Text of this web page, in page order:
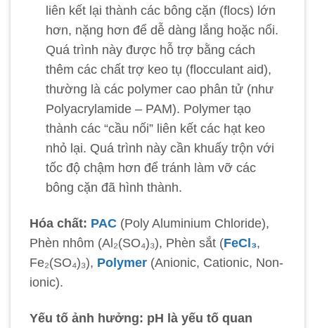
liên kết lại thành các bông cặn (flocs) lớn
hơn, nặng hơn để dễ dàng lắng hoặc nổi.
Quá trình này được hỗ trợ bằng cách
thêm các chất trợ keo tụ (flocculant aid),
thường là các polymer cao phân tử (như
Polyacrylamide – PAM). Polymer tạo
thành các “cầu nối” liên kết các hạt keo
nhỏ lại. Quá trình này cần khuấy trộn với
tốc độ chậm hơn để tránh làm vỡ các
bông cặn đã hình thành.
Hóa chất: PAC(Poly Aluminium Chloride),
Phèn nhôm (Al₂(SO₄)₃), Phèn sắt (FeCl₃,
Fe₂(SO₄)₃), Polymer(Anionic, Cationic, Non-
ionic).
Yếu tố ảnh hưởng: pH là yếu tố quan